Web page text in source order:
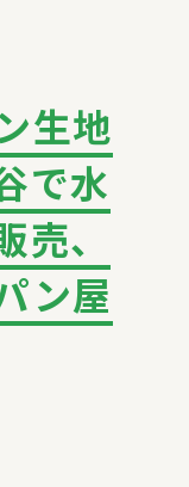
生地
で水
、
ン屋